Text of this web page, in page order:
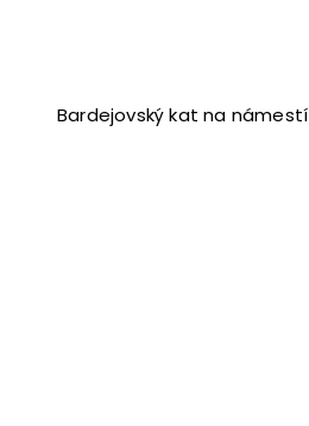
Bardejovský kat na námestí